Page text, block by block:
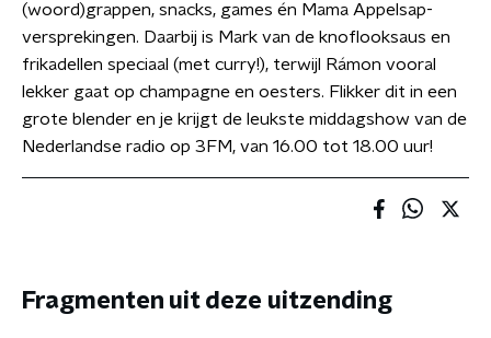
(woord)grappen, snacks, games én Mama Appelsap-
versprekingen. Daarbij is Mark van de knoflooksaus en
frikadellen speciaal (met curry!), terwijl Rámon vooral
lekker gaat op champagne en oesters. Flikker dit in een
grote blender en je krijgt de leukste middagshow van de
Nederlandse radio op 3FM, van 16.00 tot 18.00 uur!
Fragmenten uit deze uitzending